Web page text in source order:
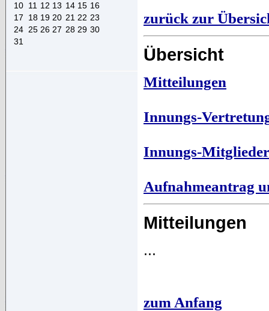
10 11 12 13 14 15 16
17
18 19 20 21 22 23
24 25 26 27 28 29 30
31
zurück zur
Übersicht
Mitteilungen
Innungs-
Innungs-Mitglieder
Aufnahmeantrag
Mitteilungen
...
zum Anfang